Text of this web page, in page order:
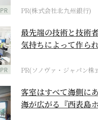
PR PR(株式会社北九州銀行)
PR
最先端の技術と技術
気持ちによって作ら
PR(ソノヴァ・ジャパン株
客室はすべて海側に
海が広がる『西表島